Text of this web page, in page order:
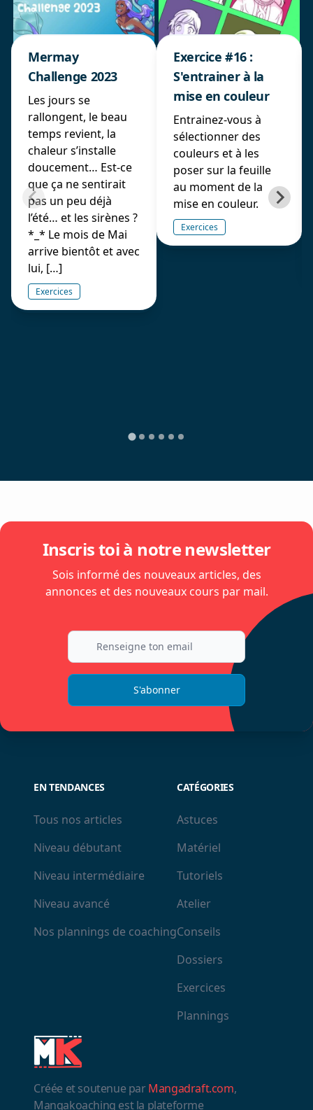
Mermay
Challenge 2023
Les jours se
rallongent, le beau
temps revient, la
chaleur s’installe
doucement… Est-ce
que ça ne sentirait
pas un peu déjà
l’été… et les sirènes ?
*_* Le mois de Mai
arrive bientôt et avec
lui, […]
Exercices
Exercice #16 :
S'entrainer à la
mise en couleur
Entrainez-vous à
sélectionner des
couleurs et à les
poser sur la feuille
au moment de la
mise en couleur.
Exercices
Inscris toi à notre newsletter
Sois informé des nouveaux articles, des
annonces et des nouveaux cours par mail.
S'abonner
Créée et soutenue parMangadraft.com,
Mangakoaching est la plateforme
EN TENDANCES
Tous nos articles
Niveau débutant
Niveau intermédiaire
Niveau avancé
Nos plannings de coaching
CATÉGORIES
Astuces
Matériel
Tutoriels
Atelier
Conseils
Dossiers
Exercices
Plannings